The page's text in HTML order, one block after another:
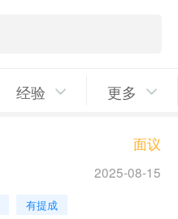
经验 更多
面议
2025-08-15
有提成